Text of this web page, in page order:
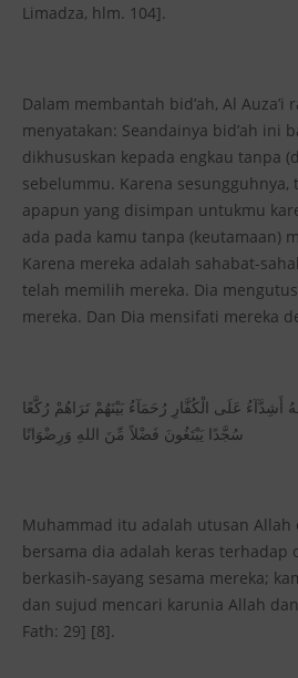
Limadza, hlm. 104].
Dalam membantah bid’ah, Al
menyatakan: Seandainya bid’ah ini
dikhususkan kepada engkau tanpa
sebelummu. Karena sesungguhnya,
apapun yang disimpan untukmu
ada pada kamu tanpa (keutamaan)
Karena mereka adalah sahabat-
telah memilih mereka. Dia
mereka. Dan Dia mensifati mereka
عَلَى الْكُفَّارِ رُحَمَآءُ بَيْنَهُمْ تَرَاهُمْ رُكَّعًا
سُجَّدًا يَبْتَغُونَ فَضْلاً مِّنَ اللهِ وَرِضْوَانًا
Muhammad itu adalah utusan Allah
bersama dia adalah keras terhadap
berkasih-sayang sesama mereka;
dan sujud mencari karunia Allah
Fath: 29] [8].